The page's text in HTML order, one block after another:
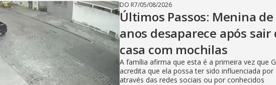
DO R7/05/08/2026
Últimos Passos: Menina de
anos desaparece após sair
casa com mochilas
A família afirma que esta é a primeira vez que
acredita que ela possa ter sido influenciada por
através das redes sociais ou por conhecidos